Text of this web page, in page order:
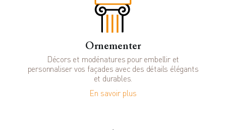
Ornementer
Décors et modénatures pour embellir et
personnaliser vos façades avec des détails élégants
et durables.
En savoir plus